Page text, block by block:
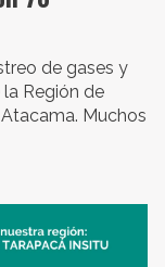
de gases y
Región de
Muchos